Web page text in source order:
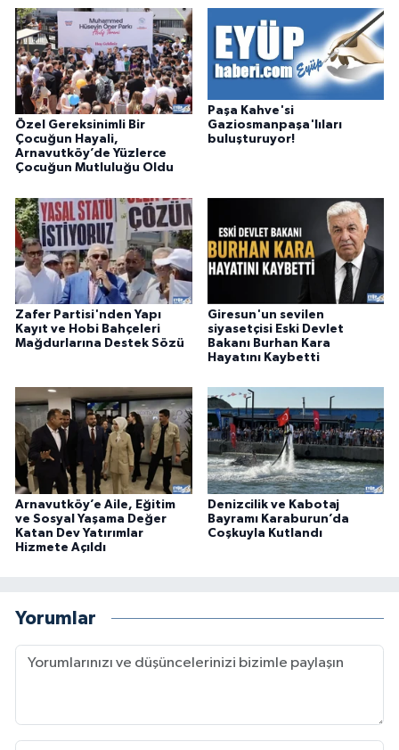
Özel Gereksinimli Bir
Çocuğun Hayali,
Arnavutköy’de Yüzlerce
Çocuğun Mutluluğu Oldu
Paşa Kahve'si
Gaziosmanpaşa'lıları
buluşturuyor!
Zafer Partisi'nden Yapı
Kayıt ve Hobi Bahçeleri
Mağdurlarına Destek Sözü
Giresun'un sevilen
siyasetçisi Eski Devlet
Bakanı Burhan Kara
Hayatını Kaybetti
Arnavutköy’e Aile, Eğitim
ve Sosyal Yaşama Değer
Katan Dev Yatırımlar
Hizmete Açıldı
Denizcilik ve Kabotaj
Bayramı Karaburun’da
Coşkuyla Kutlandı
Yorumlar